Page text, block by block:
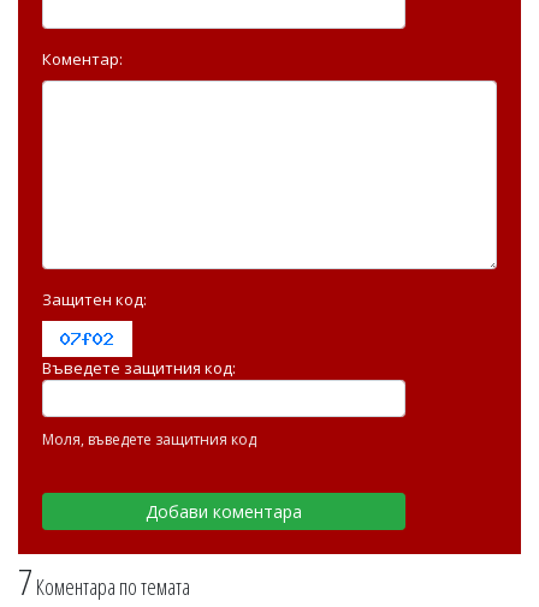
7 Коментара по темата
Коментар:
Защитен код:
Въведете защитния код:
Моля, въведете защитния код